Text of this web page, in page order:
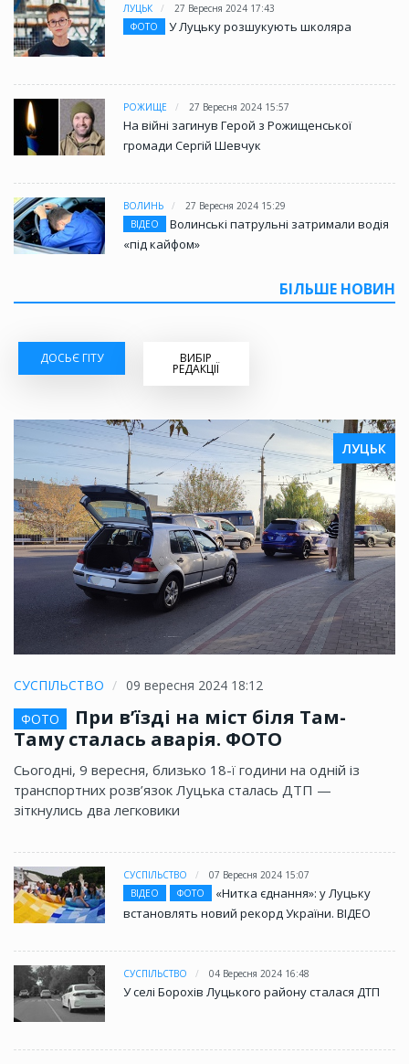
ЛУЦЬК
27 Вересня 2024 17:43
ФОТО
У Луцьку розшукують школяра
РОЖИЩЕ 27 Вересня 2024 15:57
На війні загинув Герой з Рожищенської
громади Сергій Шевчук
ВОЛИНЬ
27 Вересня 2024 15:29
ВІДЕО
Волинські патрульні затримали водія
«під кайфом»
БІЛЬШЕ НОВИН
ДОСЬЄ ГІТУ ВИБІР
РЕДАКЦІЇ
ЛУЦЬК
СУСПІЛЬСТВО
09 вересня 2024 18:12
ФОТО
При в’їзді на міст біля Там-
Таму сталась аварія. ФОТО
Сьогодні, 9 вересня, близько 18-ї години на одній із
транспортних розв’язок Луцька сталась ДТП —
зіткнулись два легковики
СУСПІЛЬСТВО
07 Вересня 2024 15:07
ВІДЕО
ФОТО
«Нитка єднання»: у Луцьку
встановлять новий рекорд України. ВІДЕО
СУСПІЛЬСТВО 04 Вересня 2024 16:48
У селі Борохів Луцького району сталася ДТП